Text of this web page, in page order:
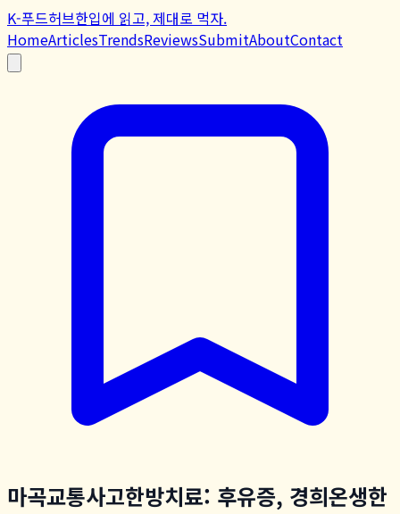
K-푸드허브한입에 읽고, 제대로 먹자.
HomeArticlesTrendsReviewsSubmitAboutContact
마곡교통사고한방치료: 후유증, 경희온생한